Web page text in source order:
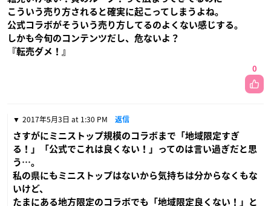
こういう売り方されると確実に起こってしまうよね。
公式コラボがそういう売り方してるのよくない感じする。
しかも今旬のコンテンツだし、危ないよ？
『転売ダメ！』
0
2017年5月3日 at 1:30 PM 返信
さすがにミニストップ規模のコラボまで「地域限定すぎ
る！」「公式でこれは良くない！」ってのは言い過ぎだと思
う…。
私の県にもミニストップはないから気持ちは分からなくもな
いけど、
たまにある地方限定のコラボでも「地域限定良くない！」と